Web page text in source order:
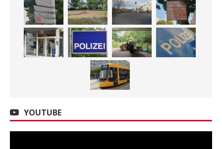
YOUTUBE